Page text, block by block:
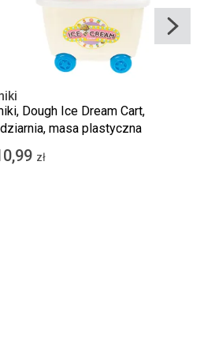
Dough Ice Dream Cart,
masa plastyczna
zł